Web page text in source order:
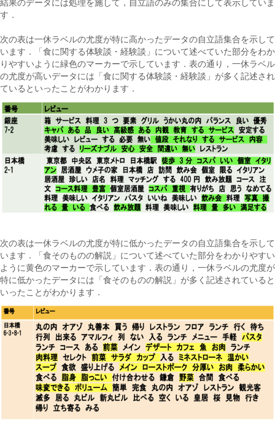
す．
次の表は一休ラベルの尤度が特に高かったデータの自立語集合を示して
います．「食に関する体験談・経験談」について述べていた部分をわか
りやすいように緑色のマーカーで示しています．表の通り，一休ラベル
の尤度が高いデータには「食に関する体験談・経験談」が多く記述され
ているといったことがわかります．
次の表は一休ラベルの尤度が特に低かったデータの自立語集合を示して
います．「食そのものの解説」について述べていた部分をわかりやすい
ように黄色のマーカーで示しています．表の通り，一休ラベルの尤度が
特に低かったデータには「食そのものの解説」が多く記述されていると
いったことがわかります．